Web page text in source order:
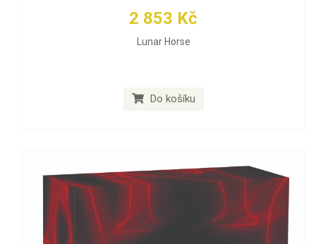
2 853 Kč
Lunar Horse
Do košíku